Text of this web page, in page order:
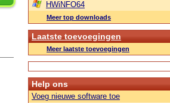
HWiNFO64
Meer top downloads
Laatste toevoegingen
Meer laatste toevoegingen
Help ons
Voeg nieuwe software toe